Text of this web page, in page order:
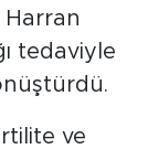
Harran
tedaviyle
ve